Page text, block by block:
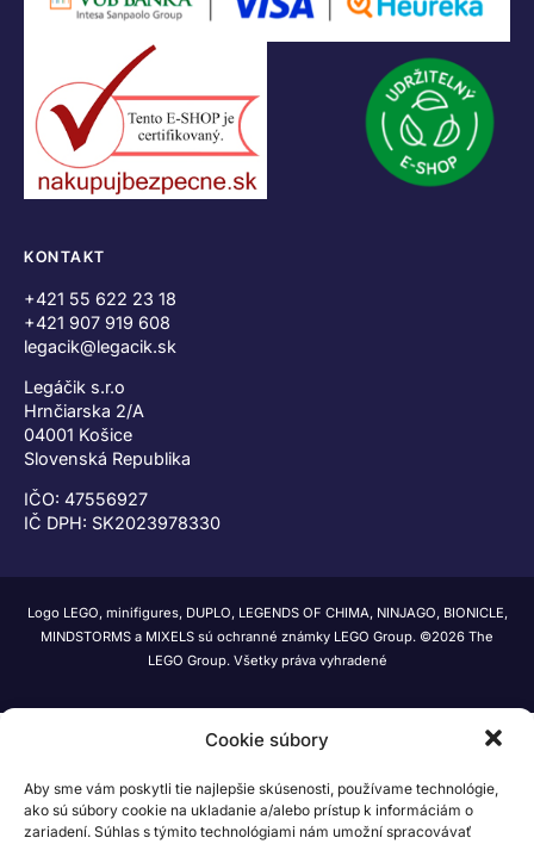
Cookie súbory
Aby sme vám poskytli tie najlepšie skúsenosti, používame technológie,
ako sú súbory cookie na ukladanie a/alebo prístup k informáciám o
zariadení. Súhlas s týmito technológiami nám umožní spracovávať
KONTAKT
+421 55 622 23 18
+421 907 919 608
legacik@legacik.sk
Legáčik s.r.o
Hrnčiarska 2/A
04001 Košice
Slovenská Republika
IČO: 47556927
IČ DPH: SK2023978330
Logo LEGO, minifigures, DUPLO, LEGENDS OF CHIMA, NINJAGO, BIONICLE,
MINDSTORMS a MIXELS sú ochranné známky LEGO Group. ©2026 The
LEGO Group. Všetky práva vyhradené